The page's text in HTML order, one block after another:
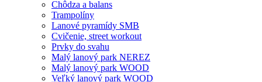
Chôdza a balans
Trampolíny
Lanové pyramídy SMB
Cvičenie, street workout
Prvky do svahu
Malý lanový park NEREZ
Malý lanový park WOOD
Veľký lanový park WOOD